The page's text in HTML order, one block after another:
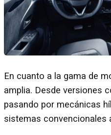
En cuanto a la gama de
amplia. Desde versiones
pasando por mecánicas
sistemas convencionales